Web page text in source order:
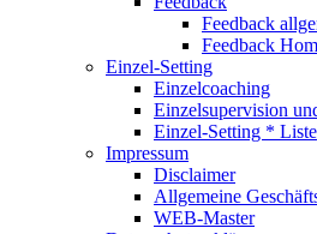
Feedback
Feedback
Einzel-Setting
Einzelcoaching
Einzelsupervision
Einzel-Setting * Liste
Impressum
Disclaimer
Allgemeine
WEB-Master